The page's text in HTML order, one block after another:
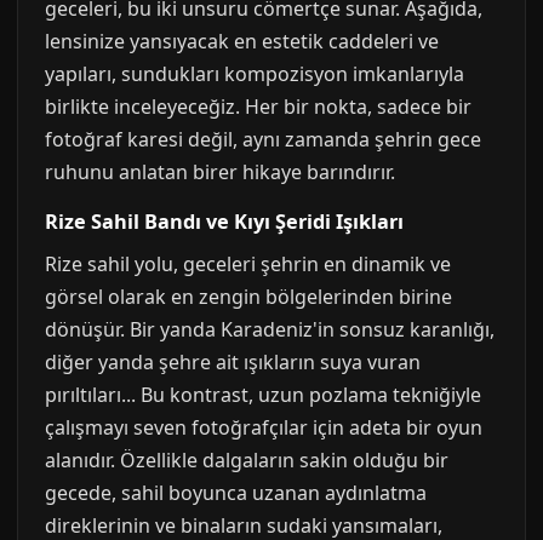
geceleri, bu iki unsuru cömertçe sunar. Aşağıda,
lensinize yansıyacak en estetik caddeleri ve
yapıları, sundukları kompozisyon imkanlarıyla
birlikte inceleyeceğiz. Her bir nokta, sadece bir
fotoğraf karesi değil, aynı zamanda şehrin gece
ruhunu anlatan birer hikaye barındırır.
Rize Sahil Bandı ve Kıyı Şeridi Işıkları
Rize sahil yolu, geceleri şehrin en dinamik ve
görsel olarak en zengin bölgelerinden birine
dönüşür. Bir yanda Karadeniz'in sonsuz karanlığı,
diğer yanda şehre ait ışıkların suya vuran
pırıltıları... Bu kontrast, uzun pozlama tekniğiyle
çalışmayı seven fotoğrafçılar için adeta bir oyun
alanıdır. Özellikle dalgaların sakin olduğu bir
gecede, sahil boyunca uzanan aydınlatma
direklerinin ve binaların sudaki yansımaları,